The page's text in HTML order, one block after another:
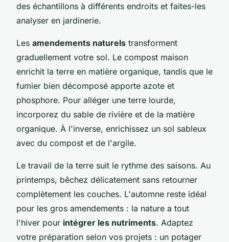
des échantillons à différents endroits et faites-les
analyser en jardinerie.
Les amendements naturels transforment
graduellement votre sol. Le compost maison
enrichit la terre en matière organique, tandis que le
fumier bien décomposé apporte azote et
phosphore. Pour alléger une terre lourde,
incorporez du sable de rivière et de la matière
organique. À l'inverse, enrichissez un sol sableux
avec du compost et de l'argile.
Le travail de la terre suit le rythme des saisons. Au
printemps, bêchez délicatement sans retourner
complètement les couches. L'automne reste idéal
pour les gros amendements : la nature a tout
l'hiver pour intégrer les nutriments. Adaptez
votre préparation selon vos projets : un potager